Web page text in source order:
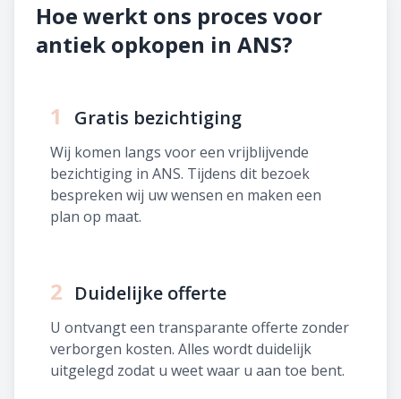
Hoe werkt ons proces voor
antiek opkopen in ANS?
1 Gratis bezichtiging
Wij komen langs voor een vrijblijvende
bezichtiging in ANS. Tijdens dit bezoek
bespreken wij uw wensen en maken een
plan op maat.
2 Duidelijke offerte
U ontvangt een transparante offerte zonder
verborgen kosten. Alles wordt duidelijk
uitgelegd zodat u weet waar u aan toe bent.